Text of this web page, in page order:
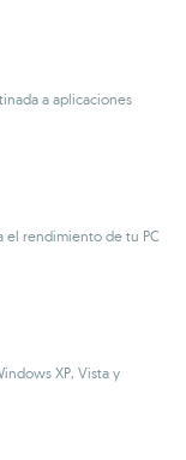
a aplicaciones
el rendimiento de tu PC
XP, Vista y